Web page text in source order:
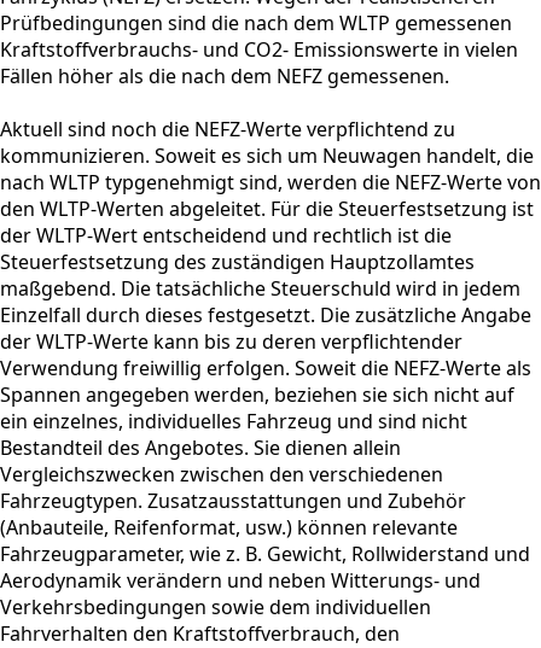
Prüfbedingungen sind die nach dem WLTP gemessenen
Kraftstoffverbrauchs- und CO2- Emissionswerte in vielen
Fällen höher als die nach dem NEFZ gemessenen.
Aktuell sind noch die NEFZ-Werte verpflichtend zu
kommunizieren. Soweit es sich um Neuwagen handelt, die
nach WLTP typgenehmigt sind, werden die NEFZ-Werte von
den WLTP-Werten abgeleitet. Für die Steuerfestsetzung ist
der WLTP-Wert entscheidend und rechtlich ist die
Steuerfestsetzung des zuständigen Hauptzollamtes
maßgebend. Die tatsächliche Steuerschuld wird in jedem
Einzelfall durch dieses festgesetzt. Die zusätzliche Angabe
der WLTP-Werte kann bis zu deren verpflichtender
Verwendung freiwillig erfolgen. Soweit die NEFZ-Werte als
Spannen angegeben werden, beziehen sie sich nicht auf
ein einzelnes, individuelles Fahrzeug und sind nicht
Bestandteil des Angebotes. Sie dienen allein
Vergleichszwecken zwischen den verschiedenen
Fahrzeugtypen. Zusatzausstattungen und Zubehör
(Anbauteile, Reifenformat, usw.) können relevante
Fahrzeugparameter, wie z. B. Gewicht, Rollwiderstand und
Aerodynamik verändern und neben Witterungs- und
Verkehrsbedingungen sowie dem individuellen
Fahrverhalten den Kraftstoffverbrauch, den